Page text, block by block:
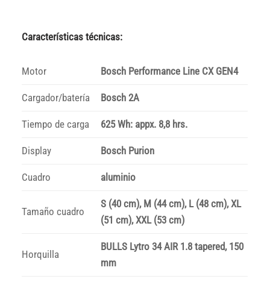
Características técnicas:
Motor Bosch Performance Line CX GEN4
Cargador/batería Bosch 2A
Tiempo de carga 625 Wh: appx. 8,8 hrs.
Display Bosch Purion
Cuadro aluminio
Tamaño cuadro
S (40 cm), M (44 cm), L (48 cm), XL
(51 cm), XXL (53 cm)
Horquilla
BULLS Lytro 34 AIR 1.8 tapered, 150
mm